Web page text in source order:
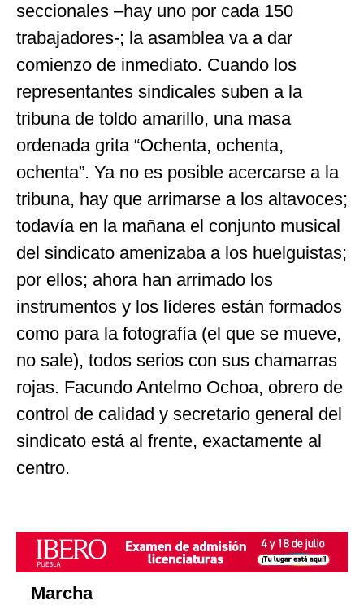
seccionales –hay uno por cada 150
trabajadores-; la asamblea va a dar
comienzo de inmediato. Cuando los
representantes sindicales suben a la
tribuna de toldo amarillo, una masa
ordenada grita “Ochenta, ochenta,
ochenta”. Ya no es posible acercarse a la
tribuna, hay que arrimarse a los altavoces;
todavía en la mañana el conjunto musical
del sindicato amenizaba a los huelguistas;
por ellos; ahora han arrimado los
instrumentos y los líderes están formados
como para la fotografía (el que se mueve,
no sale), todos serios con sus chamarras
rojas. Facundo Antelmo Ochoa, obrero de
control de calidad y secretario general del
sindicato está al frente, exactamente al
centro.
Marcha